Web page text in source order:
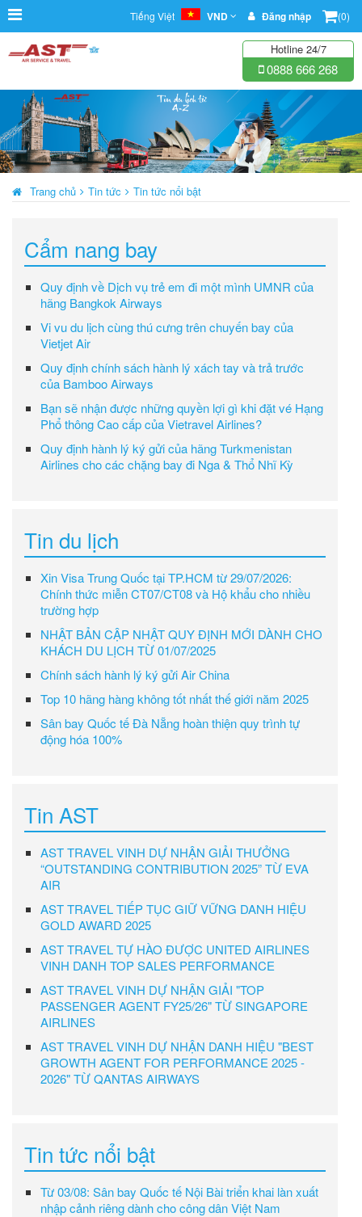
Tiếng Việt VND Đăng nhập (0)
Hotline 24/7
0888 666 268
Trang chủ Tin tức Tin tức nổi bật
Cẩm nang bay
Quy định về Dịch vụ trẻ em đi một mình UMNR của
hãng Bangkok Airways
Vi vu du lịch cùng thú cưng trên chuyến bay của
Vietjet Air
Quy định chính sách hành lý xách tay và trả trước
của Bamboo Airways
Bạn sẽ nhận được những quyền lợi gì khi đặt vé Hạng
Phổ thông Cao cấp của Vietravel Airlines?
Quy định hành lý ký gửi của hãng Turkmenistan
Airlines cho các chặng bay đi Nga & Thổ Nhĩ Kỳ
Tin du lịch
Xin Visa Trung Quốc tại TP.HCM từ 29/07/2026:
Chính thức miễn CT07/CT08 và Hộ khẩu cho nhiều
trường hợp
NHẬT BẢN CẬP NHẬT QUY ĐỊNH MỚI DÀNH CHO
KHÁCH DU LỊCH TỪ 01/07/2025
Chính sách hành lý ký gửi Air China
Top 10 hãng hàng không tốt nhất thế giới năm 2025
Sân bay Quốc tế Đà Nẵng hoàn thiện quy trình tự
động hóa 100%
Tin AST
AST TRAVEL VINH DỰ NHẬN GIẢI THƯỞNG
“OUTSTANDING CONTRIBUTION 2025” TỪ EVA
AIR
AST TRAVEL TIẾP TỤC GIỮ VỮNG DANH HIỆU
GOLD AWARD 2025
AST TRAVEL TỰ HÀO ĐƯỢC UNITED AIRLINES
VINH DANH TOP SALES PERFORMANCE
AST TRAVEL VINH DỰ NHẬN GIẢI "TOP
PASSENGER AGENT FY25/26" TỪ SINGAPORE
AIRLINES
AST TRAVEL VINH DỰ NHẬN DANH HIỆU "BEST
GROWTH AGENT FOR PERFORMANCE 2025 -
2026" TỪ QANTAS AIRWAYS
Tin tức nổi bật
Từ 03/08: Sân bay Quốc tế Nội Bài triển khai làn xuất
nhập cảnh riêng dành cho công dân Việt Nam